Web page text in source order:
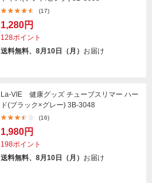
(17)
1,280円
128ポイント
送料無料、8月10日（月） お届け
La-VIE 健康グッズ チューブスリマー ハー
ド(ブラック×グレー) 3B-3048
(16)
1,980円
198ポイント
送料無料、8月10日（月） お届け